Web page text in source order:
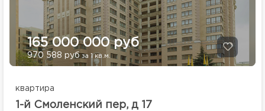
165 000 000 руб
970 588 руб за 1 кв.м.
квартира
1-й Смоленский пер, д 17